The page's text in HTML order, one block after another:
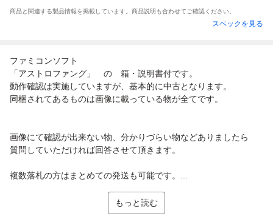
商品と関連する製品情報を掲載しています。商品説明も合わせてご確認ください。
スペックを見る
ファミコンソフト
「アストロファング」 の 箱・説明書付です。
動作確認は実施していますが、基本的に中古となります。
同梱されてあるものは画像に載っている物が全てです。
画像にて確認が出来ない物、分かりづらい物などありましたら
質問していただければ回答させて頂きます。
複数落札の方はまとめての発送も可能です。...
もっと読む